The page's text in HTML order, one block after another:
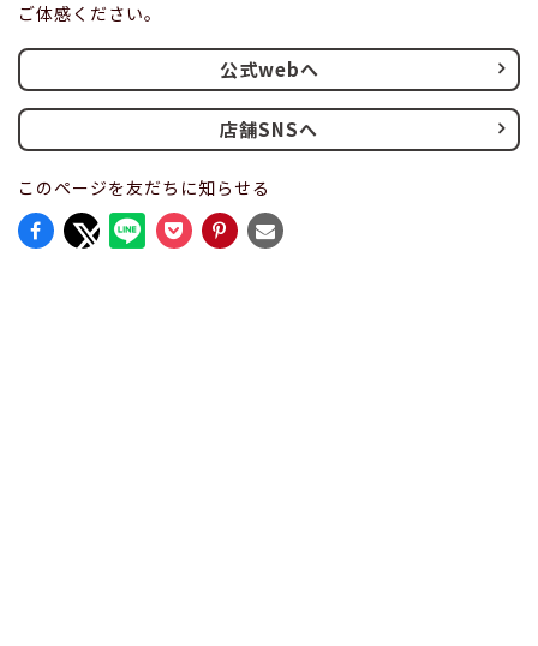
ご体感ください。
公式webへ
店舗SNSへ
このページを友だちに知らせる